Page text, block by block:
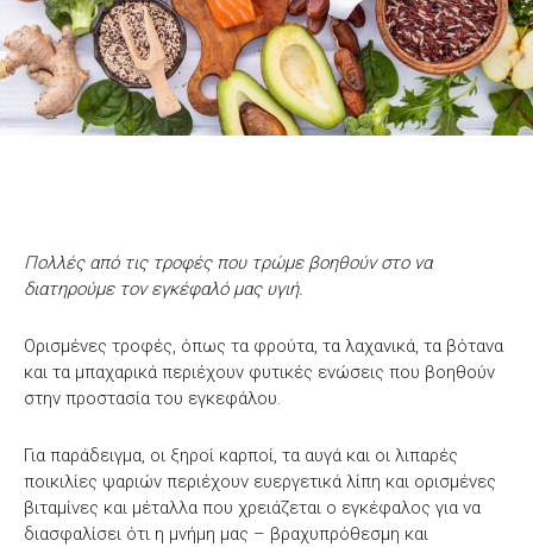
Πολλές από τις τροφές που τρώμε βοηθούν στο να
διατηρούμε τον εγκέφαλό μας υγιή.
Ορισμένες τροφές, όπως τα φρούτα, τα λαχανικά, τα βότανα
και τα μπαχαρικά περιέχουν φυτικές ενώσεις που βοηθούν
στην προστασία του εγκεφάλου.
Για παράδειγμα, οι ξηροί καρποί, τα αυγά και οι λιπαρές
ποικιλίες ψαριών περιέχουν ευεργετικά λίπη και ορισμένες
βιταμίνες και μέταλλα που χρειάζεται ο εγκέφαλος για να
διασφαλίσει ότι η μνήμη μας – βραχυπρόθεσμη και